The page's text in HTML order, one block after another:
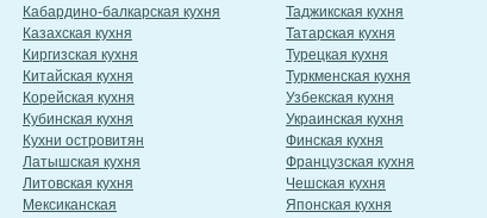
Кабардино-балкарская кухня
Казахская кухня
Киргизская кухня
Китайская кухня
Корейская кухня
Кубинская кухня
Кухни островитян
Латышская кухня
Литовская кухня
Мексиканская
Таджикская кухня
Татарская кухня
Турецкая кухня
Туркменская кухня
Узбекская кухня
Украинская кухня
Финская кухня
Французская кухня
Чешская кухня
Японская кухня